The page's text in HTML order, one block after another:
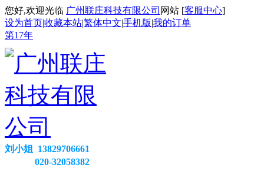
您好,欢迎光临 广州联庄科技有限公司 网站 [客服中心]
设为首页|收藏本站|繁体中文|手机版|我的订单
第17年
刘小姐 13829706661
020-32058382